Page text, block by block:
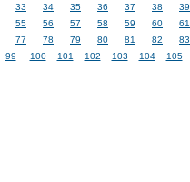
33 34 35 36 37 38 39
55 56 57 58 59 60 61
77 78 79 80 81 82 83
99 100 101 102 103 104 105